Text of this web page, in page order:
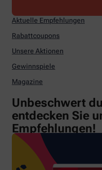
Aktuelle Empfehlungen
Rabattcoupons
Unsere Aktionen
Gewinnspiele
Magazine
Unbeschwert
entdecken Sie
Empfehlungen!